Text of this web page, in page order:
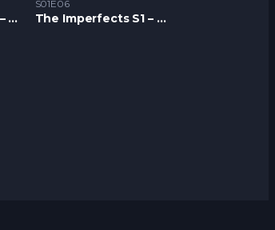
The Imperfects S1 – Epizoda 05
S01E06
The Imperfects S1 – Epizoda 06